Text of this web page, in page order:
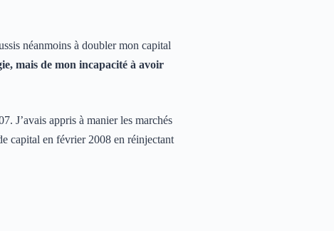
néanmoins à doubler mon capital
mais de mon incapacité à avoir
J’avais appris à manier les marchés
capital en février 2008 en réinjectant